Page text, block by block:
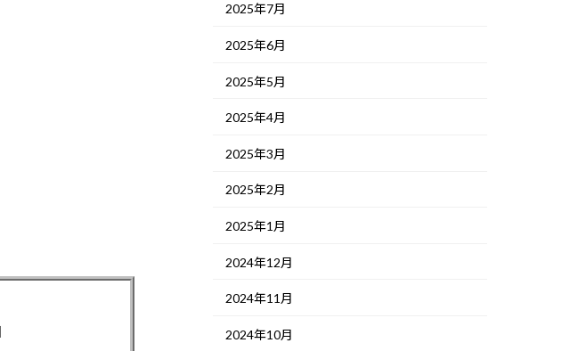
2025年7月
2025年6月
2025年5月
2025年4月
2025年3月
2025年2月
2025年1月
2024年12月
2024年11月
2024年10月